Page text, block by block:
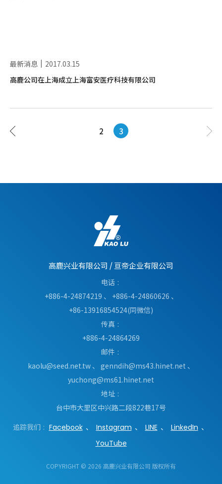
最新消息
2017.03.15
高鹿公司在上海成立上海富安医疗科技有限公司
2 3
高鹿兴业有限公司 /亘帝企业有限公司
电话
+886-4-24874219 、 +886-4-24860626 、
+86-13916854524(同微信)
传真
+886-4-24864269
邮件
kaolu@seed.net.tw 、 genndih@ms43.hinet.net 、
yuchong@ms61.hinet.net
地址
台中市大里区中兴路二段822巷17号
追踪我们
Facebook Instagram LINE
LinkedIn
YouTube
COPYRIGHT © 2026 高鹿兴业有限公司 版权所有